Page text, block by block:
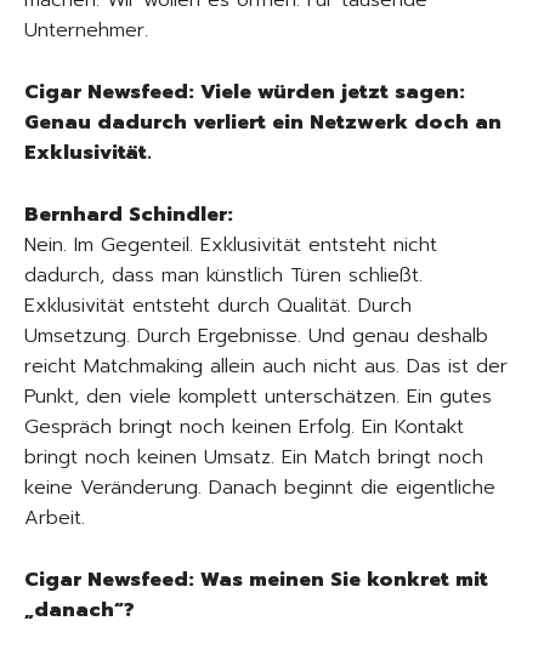
Unternehmer.
Cigar Newsfeed: Viele würden jetzt sagen:
Genau dadurch verliert ein Netzwerk doch an
Exklusivität.
Bernhard Schindler:
Nein. Im Gegenteil. Exklusivität entsteht nicht
dadurch, dass man künstlich Türen schließt.
Exklusivität entsteht durch Qualität. Durch
Umsetzung. Durch Ergebnisse. Und genau deshalb
reicht Matchmaking allein auch nicht aus. Das ist der
Punkt, den viele komplett unterschätzen. Ein gutes
Gespräch bringt noch keinen Erfolg. Ein Kontakt
bringt noch keinen Umsatz. Ein Match bringt noch
keine Veränderung. Danach beginnt die eigentliche
Arbeit.
Cigar Newsfeed: Was meinen Sie konkret mit
„danach“?